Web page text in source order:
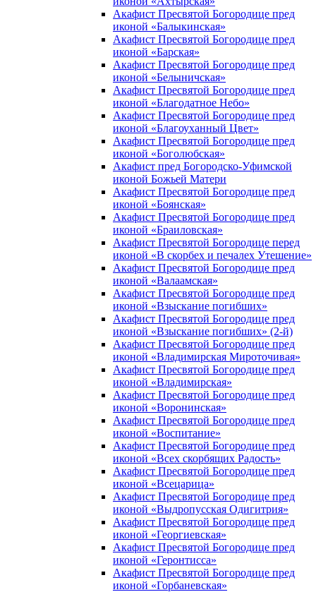
Акафист Пресвятой Богородице пред
иконой «Балыкинская»
Акафист Пресвятой Богородице пред
иконой «Барская»
Акафист Пресвятой Богородице пред
иконой «Белыничская»
Акафист Пресвятой Богородице пред
иконой «Благодатное Небо»
Акафист Пресвятой Богородице пред
иконой «Благоуханный Цвет»
Акафист Пресвятой Богородице пред
иконой «Боголюбская»
Акафист пред Богородско-Уфимской
иконой Божьей Матери
Акафист Пресвятой Богородице пред
иконой «Боянская»
Акафист Пресвятой Богородице пред
иконой «Браиловская»
Акафист Пресвятой Богородице перед
иконой «В скорбех и печалех Утешение»
Акафист Пресвятой Богородице пред
иконой «Валаамская»
Акафист Пресвятой Богородице пред
иконой «Взыскание погибших»
Акафист Пресвятой Богородице пред
иконой «Взыскание погибших» (2-й)
Акафист Пресвятой Богородице пред
иконой «Владимирская Мироточивая»
Акафист Пресвятой Богородице пред
иконой «Владимирская»
Акафист Пресвятой Богородице пред
иконой «Воронинская»
Акафист Пресвятой Богородице пред
иконой «Воспитание»
Акафист Пресвятой Богородице пред
иконой «Всех скорбящих Радость»
Акафист Пресвятой Богородице пред
иконой «Всецарица»
Акафист Пресвятой Богородице пред
иконой «Выдропусская Одигитрия»
Акафист Пресвятой Богородице пред
иконой «Георгиевская»
Акафист Пресвятой Богородице пред
иконой «Геронтисса»
Акафист Пресвятой Богородице пред
иконой «Горбаневская»